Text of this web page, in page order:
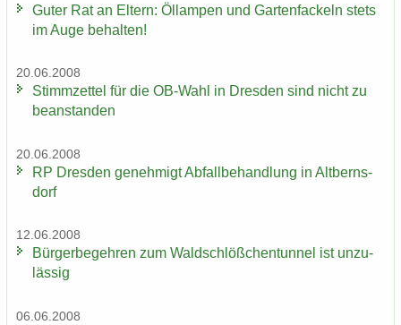
Guter Rat an El­tern: Öl­lam­pen und Gar­ten­fa­ckeln stets
im Auge be­hal­ten!
20.06.2008
Stimm­zet­tel für die OB-​Wahl in Dres­den sind nicht zu
be­an­stan­den
20.06.2008
RP Dres­den ge­neh­migt Ab­fall­be­hand­lung in Alt­berns­
dorf
12.06.2008
Bür­ger­be­geh­ren zum Wald­schlöß­chen­tun­nel ist un­zu­
läs­sig
06.06.2008